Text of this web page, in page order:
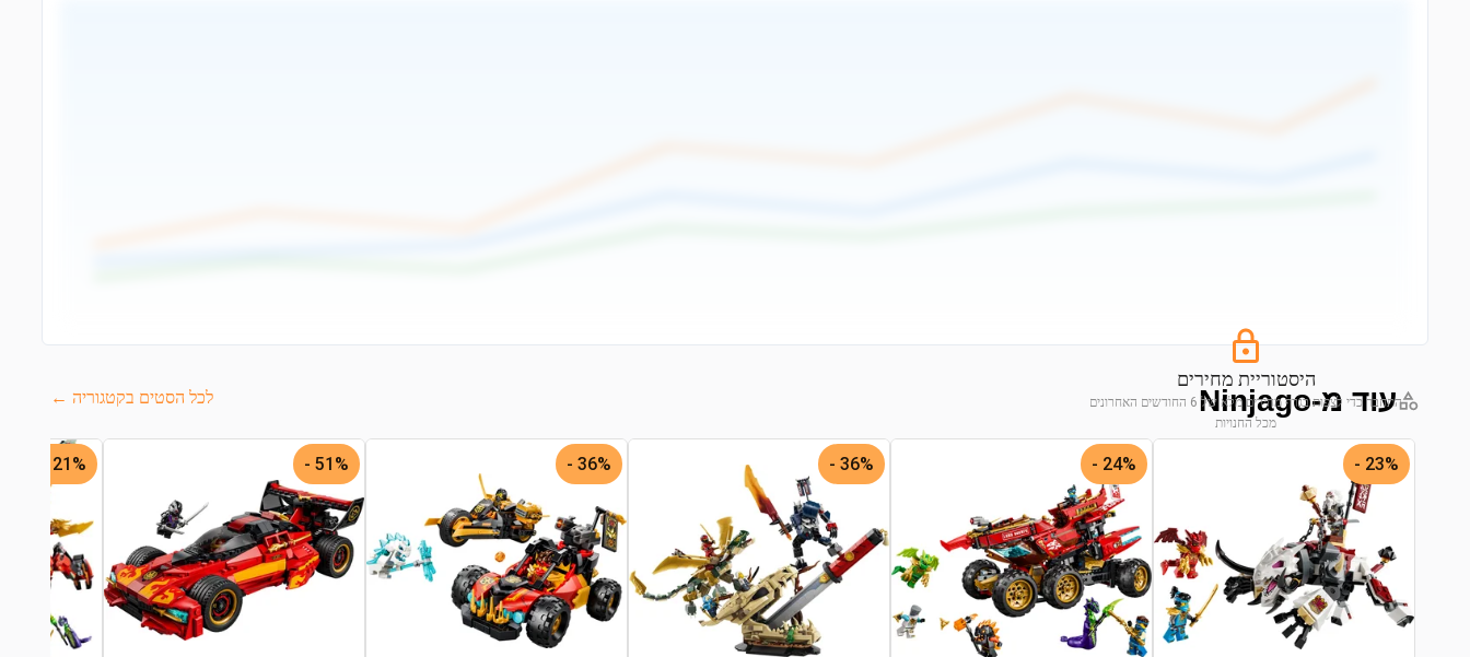
היסטוריית מחירים
התחבר כדי לצפות בגרף מחירים מלא של 6 החודשים האחרונים
מכל החנויות
עוד מ-Ninjago לכל הסטים בקטגוריה ←
23% -
24% -
36% -
36% -
51% -
21% -